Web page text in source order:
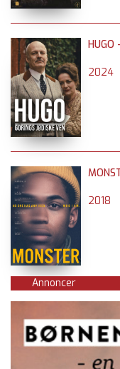
HUGO
2024
2018
Annoncer